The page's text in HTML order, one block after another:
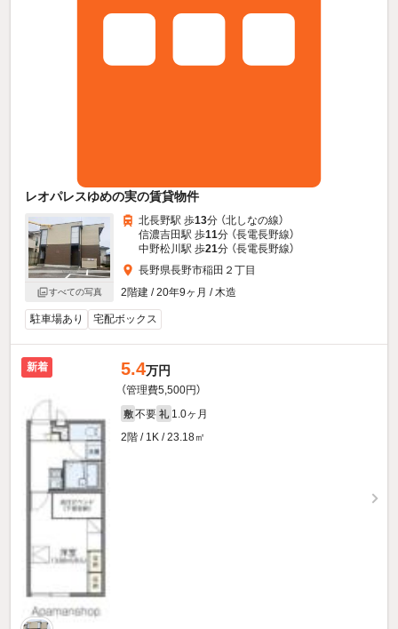
レオパレスゆめの実の賃貸物件
すべての写真
北長野駅 歩13分 （北しなの線）
信濃吉田駅 歩11分 （長電長野線）
中野松川駅 歩21分 （長電長野線）
長野県長野市稲田２丁目
2階建 / 20年9ヶ月 / 木造
駐車場あり 宅配ボックス
新着 5.4万円
（管理費5,500円）
敷 不要 礼 1.0ヶ月
2階 / 1K / 23.18㎡